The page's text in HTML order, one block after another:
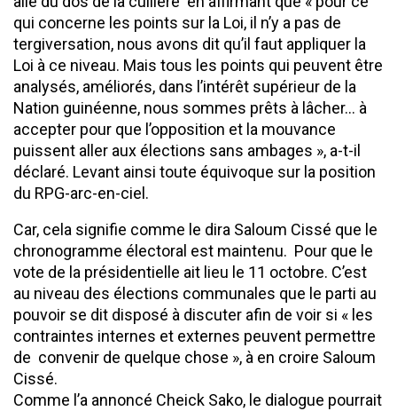
qui concerne les points sur la Loi, il n’y a pas de
tergiversation, nous avons dit qu’il faut appliquer la
Loi à ce niveau. Mais tous les points qui peuvent être
analysés, améliorés, dans l’intérêt supérieur de la
Nation guinéenne, nous sommes prêts à lâcher… à
accepter pour que l’opposition et la mouvance
puissent aller aux élections sans ambages », a-t-il
déclaré. Levant ainsi toute équivoque sur la position
du RPG-arc-en-ciel.
Car, cela signifie comme le dira Saloum Cissé que le
chronogramme électoral est maintenu. Pour que le
vote de la présidentielle ait lieu le 11 octobre. C’est
au niveau des élections communales que le parti au
pouvoir se dit disposé à discuter afin de voir si « les
contraintes internes et externes peuvent permettre
de convenir de quelque chose », à en croire Saloum
Cissé.
Comme l’a annoncé Cheick Sako, le dialogue pourrait